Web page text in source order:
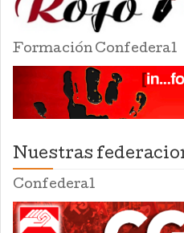
Formación Confederal
Nuestras
Confederal